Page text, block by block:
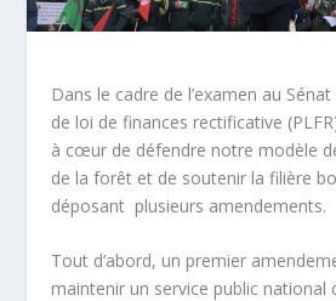
Dans le cadre de l’examen au
de loi de finances rectificative
à cœur de défendre notre modèle
de la forêt et de soutenir la filière
déposant plusieurs amendements.
Tout d’abord, un premier
maintenir un service public national